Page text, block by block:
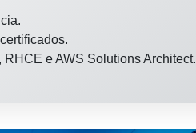
e AWS Solutions Architect.